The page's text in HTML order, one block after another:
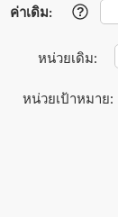
ค่าเดิม: ?
หน่วยเดิม:
หน่วยเป้าหมาย: